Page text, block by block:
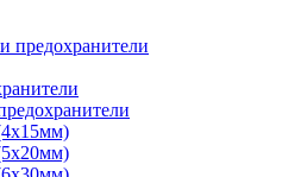
предохранители